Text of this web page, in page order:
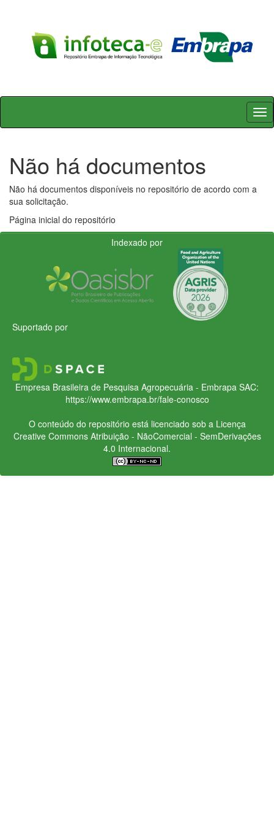
Skip
Não há documentos
Não há documentos disponíveis no repositório de acordo com a
sua solicitação.
Página inicial do repositório
Indexado por
Suportado por
Empresa Brasileira de Pesquisa Agropecuária - Embrapa SAC:
https://www.embrapa.br/fale-conosco
O conteúdo do repositório está licenciado sob a Licença
Creative CommonsAtribuição - NãoComercial - SemDerivações
4.0 Internacional.